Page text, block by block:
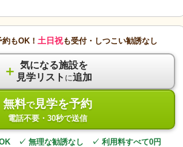
もOK！ 土日祝も受付・しつこい勧誘なし
＋ 気になる施設を
見学リスト に追加
無料で見学を予約
電話不要・30秒で送信
✓ 無理な勧誘なし ✓ 利用料すべて0円